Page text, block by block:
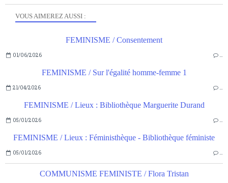
VOUS AIMEREZ AUSSI :
FEMINISME / Consentement
01/06/2026 …
FEMINISME / Sur l'égalité homme-femme 1
21/04/2026 …
FEMINISME / Lieux : Bibliothèque Marguerite Durand
05/01/2026 …
FEMINISME / Lieux : Féministhèque - Bibliothèque féministe
05/01/2026 …
COMMUNISME FEMINISTE / Flora Tristan